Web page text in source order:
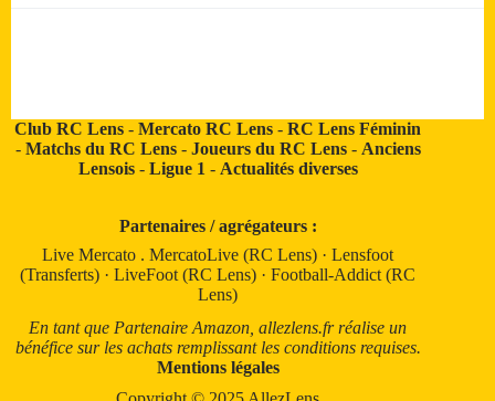
Club RC Lens -Mercato RC Lens -RC Lens Féminin
- Matchs du RC Lens- Joueurs du RC Lens- Anciens
Lensois- Ligue 1 - Actualités diverses
Partenaires / agrégateurs :
Live Mercato .MercatoLive (RC Lens) ·Lensfoot
(Transferts) ·LiveFoot (RC Lens) ·Football-Addict (RC
Lens)
En tant que Partenaire Amazon, allezlens.fr réalise un
bénéfice sur les achats remplissant les conditions requises.
Mentions légales